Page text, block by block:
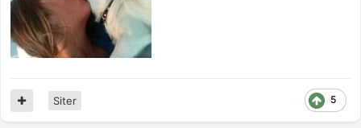
5
Siter